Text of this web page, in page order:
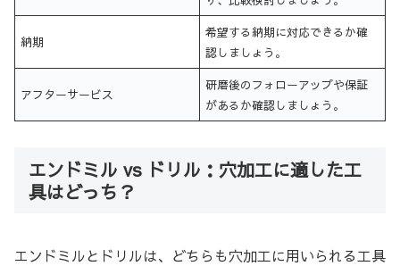
納期
希望する納期に対応できるか確
認しましょう。
アフターサービス
研磨後のフォローアップや保証
があるか確認しましょう。
エンドミル vs ドリル：穴加工に適した工
具はどっち？
エンドミルとドリルは、どちらも穴加工に用いられる工具